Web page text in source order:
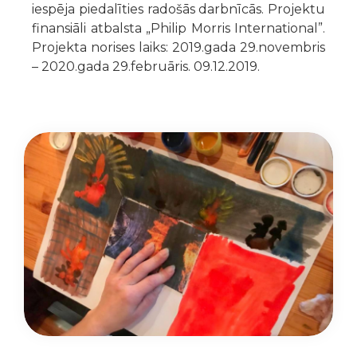
iespēja piedalīties radošās darbnīcās. Projektu
finansiāli atbalsta „Philip Morris International”.
Projekta norises laiks: 2019.gada 29.novembris
– 2020.gada 29.februāris. 09.12.2019.